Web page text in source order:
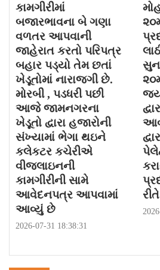
કામગીરીમાં
બજારભાવના બે ગણા
વળતર આપવાની
જાહેરાત કરતો પરિપત્ર
બહાર પડ્યો તેમ છતાં
ખેડૂતોમાં નારાજગી છે.
મોરબી , પડધરી પછી
આજે જામનગરના
ખેડૂતો દ્વારા હજારોની
સંખ્યામાં ભેગા થઇને
કલેકટર કચેરીએ
વીજલાઇનની
કામગીરીની સામે
આવેદનપત્ર આપવામાં
આવ્યું છે
2026-07-31 18:38:31